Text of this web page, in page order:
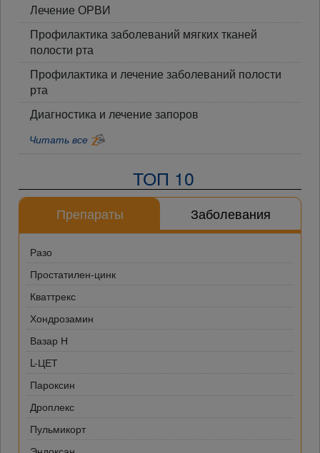
Лечение ОРВИ
Профилактика заболеваний мягких тканей
полости рта
Профилактика и лечение заболеваний полости
рта
Диагностика и лечение запоров
Читать все
ТОП 10
Препараты Заболевания
Разо
Простатилен-цинк
Кваттрекс
Хондрозамин
Вазар Н
L-ЦЕТ
Пароксин
Дроплекс
Пульмикорт